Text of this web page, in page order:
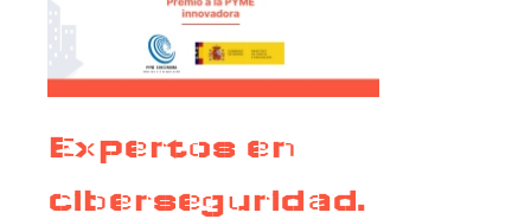
Expertos en
ciberseguridad.